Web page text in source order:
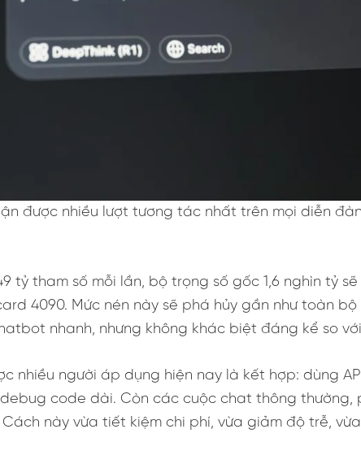
được nhiều lượt tương tác nhất trên mọi diễn
tỷ tham số mỗi lần, bộ trọng số gốc 1,6 nghìn tỷ
4090. Mức nén này sẽ phá hủy gần như toàn
nhanh, nhưng không khác biệt đáng kể so
nhiều người áp dụng hiện nay là kết hợp: dùng
code dài. Còn các cuộc chat thông thường,
này vừa tiết kiệm chi phí, vừa giảm độ trễ,